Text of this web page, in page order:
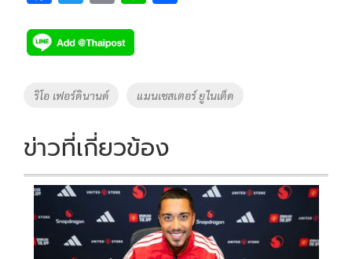
e
b
o
k
tt
er
p
y
k
Tags
ริโอ เฟอร์ดินานด์ แมนเชสเตอร์ ยูไนเต็ด
ข่าวที่เกี่ยวข้อง